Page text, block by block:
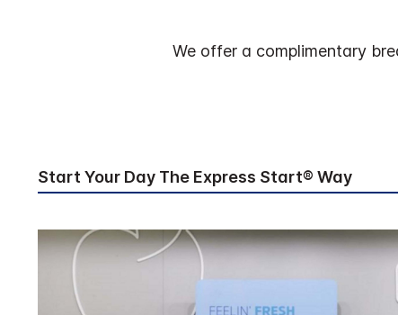
We offer a complimentary
Start Your Day The Express Start® Way